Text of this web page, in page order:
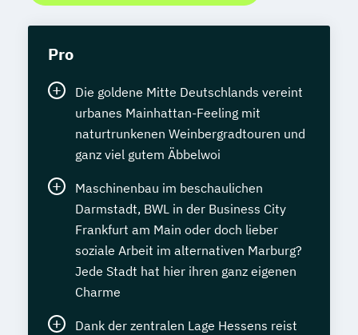
Pro
Die goldene Mitte Deutschlands vereint
urbanes Mainhattan-Feeling mit
naturtrunkenen Weinbergradtouren und
ganz viel gutem Äbbelwoi
Maschinenbau im beschaulichen
Darmstadt, BWL in der Business City
Frankfurt am Main oder doch lieber
soziale Arbeit im alternativen Marburg?
Jede Stadt hat hier ihren ganz eigenen
Charme
Dank der zentralen Lage Hessens reist